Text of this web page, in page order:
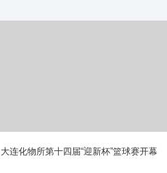
大连化物所第十四届“迎新杯”篮球赛开幕